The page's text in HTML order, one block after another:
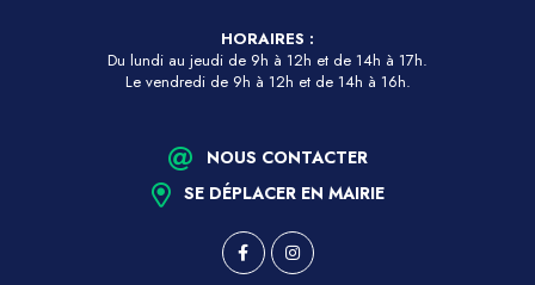
HORAIRES :
Du lundi au jeudi de 9h à 12h et de 14h à 17h.
Le vendredi de 9h à 12h et de 14h à 16h.
NOUS CONTACTER
SE DÉPLACER EN MAIRIE